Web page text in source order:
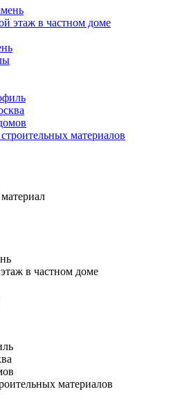
этаж в частном доме
материалов
в частном доме
материалов